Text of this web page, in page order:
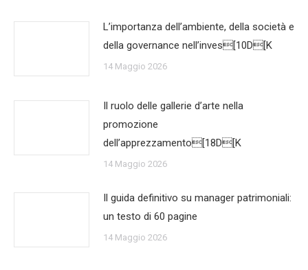
L’importanza dell’ambiente, della società e
della governance nell’inves[10D[K
14 Maggio 2026
Il ruolo delle gallerie d’arte nella
promozione
dell’apprezzamento[18D[K
14 Maggio 2026
Il guida definitivo su manager patrimoniali:
un testo di 60 pagine
14 Maggio 2026